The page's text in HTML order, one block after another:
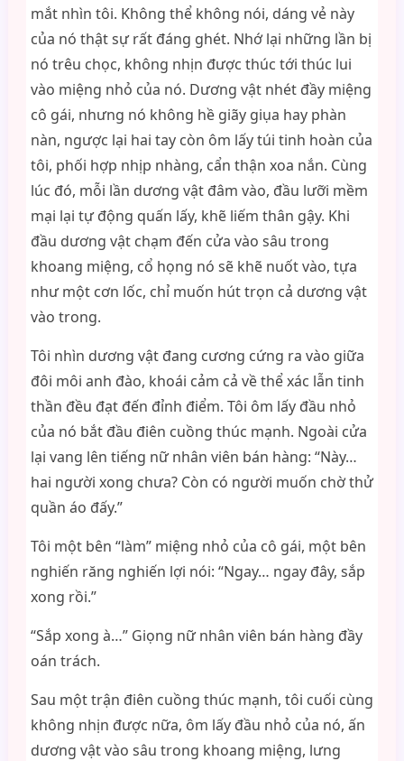
mắt nhìn tôi. Không thể không nói, dáng vẻ này
của nó thật sự rất đáng ghét. Nhớ lại những lần bị
nó trêu chọc, không nhịn được thúc tới thúc lui
vào miệng nhỏ của nó. Dương vật nhét đầy miệng
cô gái, nhưng nó không hề giãy giụa hay phàn
nàn, ngược lại hai tay còn ôm lấy túi tinh hoàn của
tôi, phối hợp nhịp nhàng, cẩn thận xoa nắn. Cùng
lúc đó, mỗi lần dương vật đâm vào, đầu lưỡi mềm
mại lại tự động quấn lấy, khẽ liếm thân gậy. Khi
đầu dương vật chạm đến cửa vào sâu trong
khoang miệng, cổ họng nó sẽ khẽ nuốt vào, tựa
như một cơn lốc, chỉ muốn hút trọn cả dương vật
vào trong.
Tôi nhìn dương vật đang cương cứng ra vào giữa
đôi môi anh đào, khoái cảm cả về thể xác lẫn tinh
thần đều đạt đến đỉnh điểm. Tôi ôm lấy đầu nhỏ
của nó bắt đầu điên cuồng thúc mạnh. Ngoài cửa
lại vang lên tiếng nữ nhân viên bán hàng: “Này…
hai người xong chưa? Còn có người muốn chờ thử
quần áo đấy.”
Tôi một bên “làm” miệng nhỏ của cô gái, một bên
nghiến răng nghiến lợi nói: “Ngay… ngay đây, sắp
xong rồi.”
“Sắp xong à…” Giọng nữ nhân viên bán hàng đầy
oán trách.
Sau một trận điên cuồng thúc mạnh, tôi cuối cùng
không nhịn được nữa, ôm lấy đầu nhỏ của nó, ấn
dương vật vào sâu trong khoang miệng, lưng